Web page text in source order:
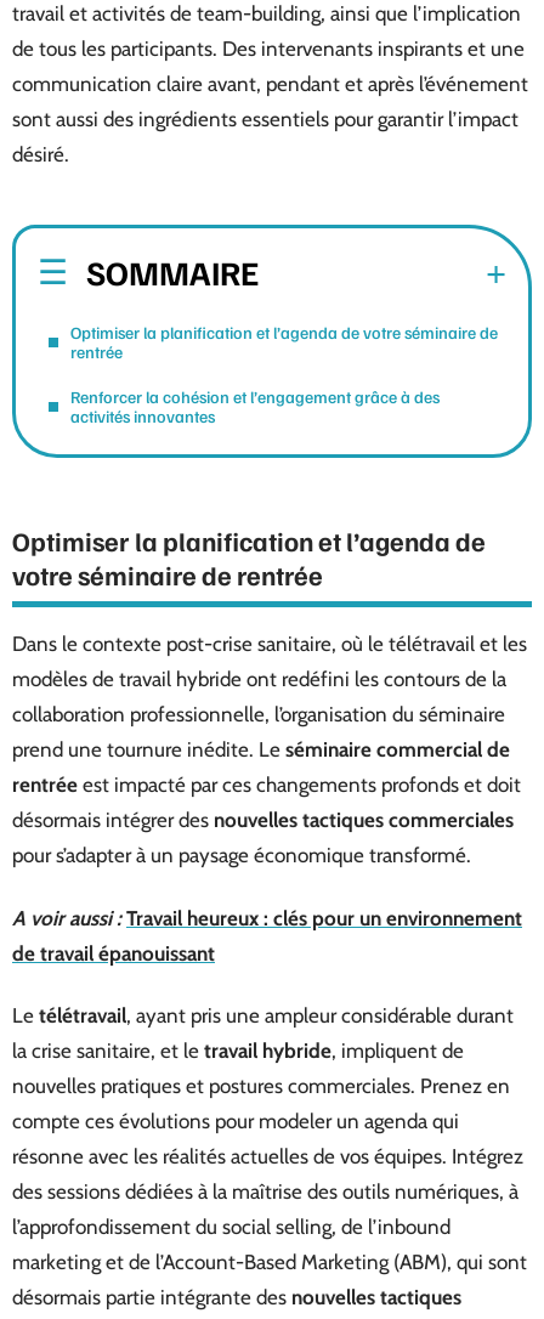
travail et activités de team-building, ainsi que l’implication
de tous les participants. Des intervenants inspirants et une
communication claire avant, pendant et après l’événement
sont aussi des ingrédients essentiels pour garantir l’impact
désiré.
SOMMAIRE
Optimiser la planification et l’agenda de votre séminaire de
rentrée
Renforcer la cohésion et l’engagement grâce à des
activités innovantes
Optimiser la planification et l’agenda de
votre séminaire de rentrée
Dans le contexte post-crise sanitaire, où le télétravail et les
modèles de travail hybride ont redéfini les contours de la
collaboration professionnelle, l’organisation du séminaire
prend une tournure inédite. Le séminaire commercial de
rentrée est impacté par ces changements profonds et doit
désormais intégrer des nouvelles tactiques commerciales
pour s’adapter à un paysage économique transformé.
A voir aussi : Travail heureux : clés pour un environnement
de travail épanouissant
Le télétravail, ayant pris une ampleur considérable durant
la crise sanitaire, et le travail hybride, impliquent de
nouvelles pratiques et postures commerciales. Prenez en
compte ces évolutions pour modeler un agenda qui
résonne avec les réalités actuelles de vos équipes. Intégrez
des sessions dédiées à la maîtrise des outils numériques, à
l’approfondissement du social selling, de l’inbound
marketing et de l’Account-Based Marketing (ABM), qui sont
désormais partie intégrante des nouvelles tactiques